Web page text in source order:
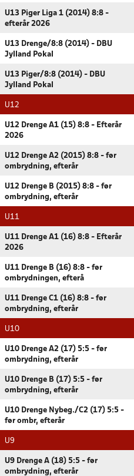
U13 Piger Liga 1 (2014) 8:8 -
efterår 2026
U13 Drenge/8:8 (2014) - DBU
Jylland Pokal
U13 Piger/8:8 (2014) - DBU
Jylland Pokal
U12
U12 Drenge A1 (15) 8:8 - Efterår
2026
U12 Drenge A2 (2015) 8:8 - før
ombrydning, efterår
U12 Drenge B (2015) 8:8 - før
ombrydning, efterår
U11
U11 Drenge A1 (16) 8:8 - Efterår
2026
U11 Drenge B (16) 8:8 - før
ombrydningen, efterå
U11 Drenge C1 (16) 8:8 - før
ombrydning, efterår
U10
U10 Drenge A2 (17) 5:5 - før
ombrydning, efterår
U10 Drenge B (17) 5:5 - før
ombrydning, efterår
U10 Drenge Nybeg./C2 (17) 5:5 -
før ombr, efterår
U9
U9 Drenge A (18) 5:5 - før
ombrydning, efterår